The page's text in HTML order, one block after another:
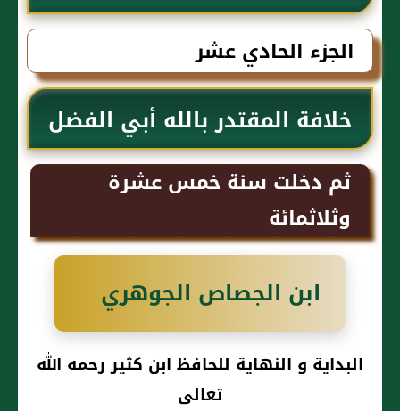
كثير رحمه الله تعالى
الجزء الحادي عشر
خلافة المقتدر بالله أبي الفضل
جعفر بن المعتضد
ثم دخلت سنة خمس عشرة
وثلاثمائة
ابن الجصاص الجوهري
البداية و النهاية للحافظ ابن كثير رحمه الله
تعالى